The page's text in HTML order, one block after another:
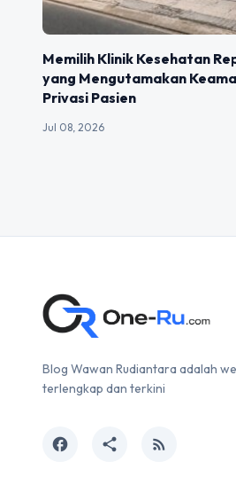
Memilih Klinik Kesehatan
yang Mengutamakan
Privasi Pasien
Jul 08, 2026
Blog Wawan Rudiantara adalah
terlengkap dan terkini
facebook share rss_feed